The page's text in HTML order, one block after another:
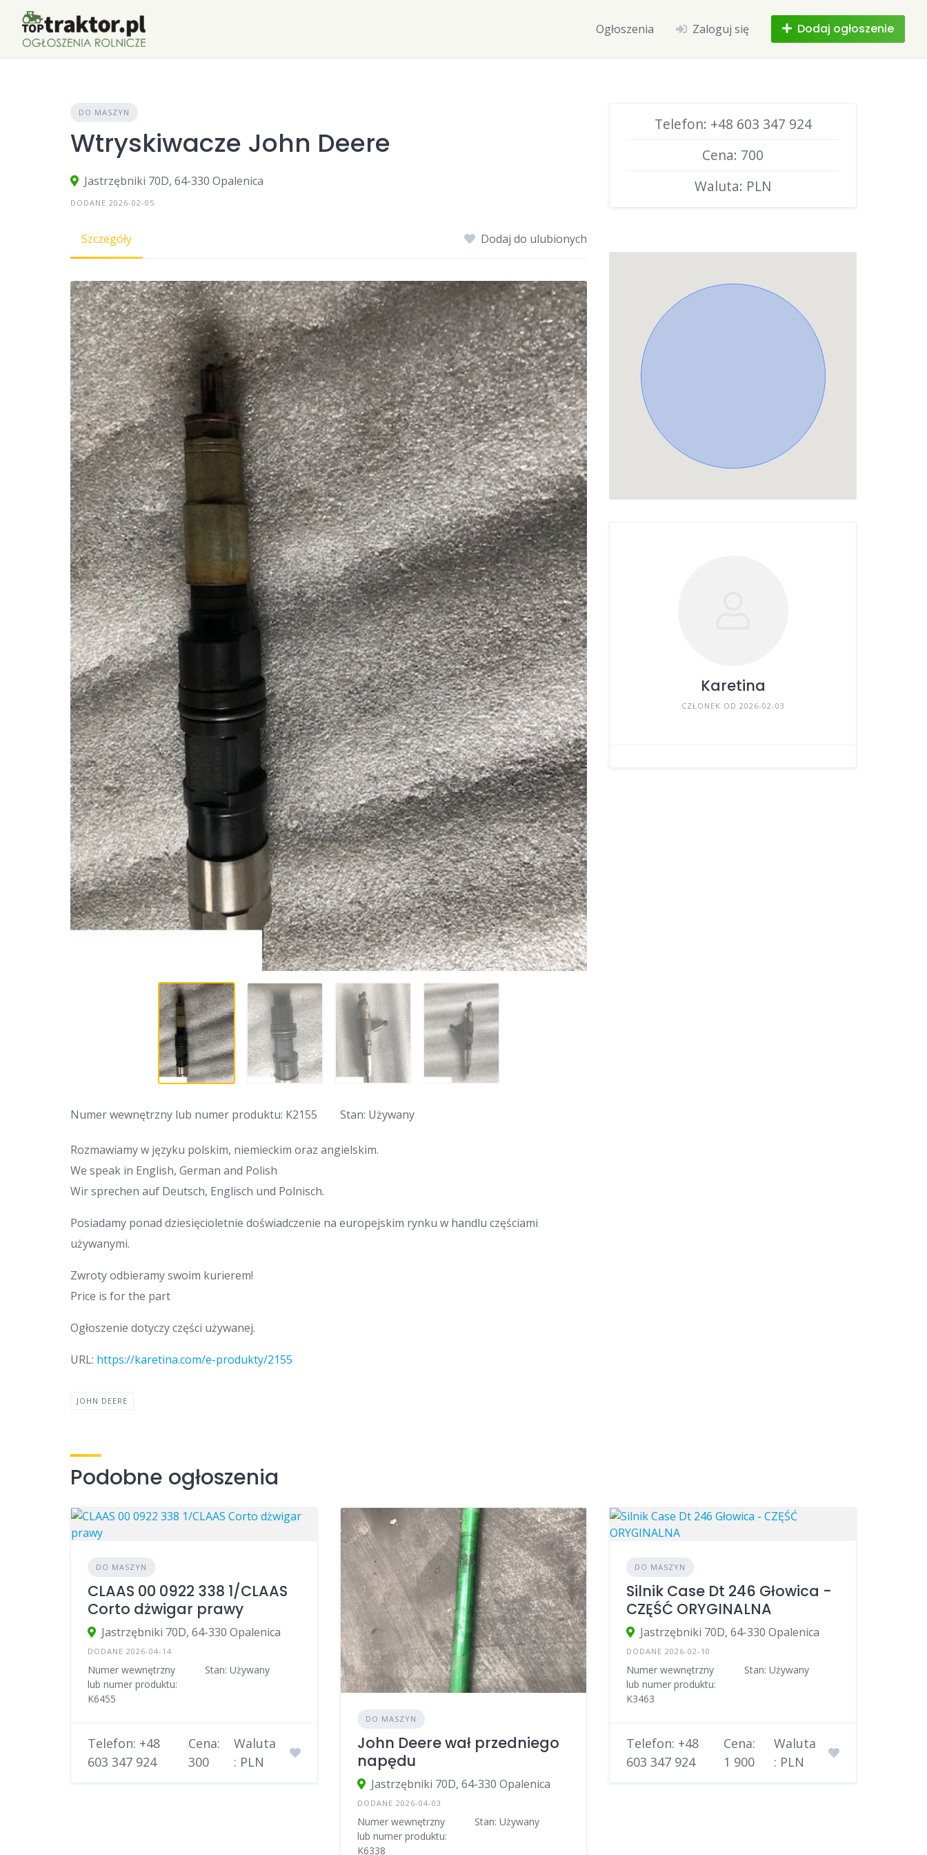
content
Ogłoszenia Zaloguj się Dodaj ogłoszenie
DO MASZYN
Wtryskiwacze John Deere
Jastrzębniki 70D, 64-330 Opalenica
DODANE 2026-02-05
Szczegóły Dodaj do ulubionych
Numer wewnętrzny lub numer produktu: K2155 Stan: Używany
Rozmawiamy w języku polskim, niemieckim oraz angielskim.
We speak in English, German and Polish
Wir sprechen auf Deutsch, Englisch und Polnisch.
Posiadamy ponad dziesięcioletnie doświadczenie na europejskim rynku w handlu częściami
używanymi.
Zwroty odbieramy swoim kurierem!
Price is for the part
Ogłoszenie dotyczy części używanej.
URL: https://karetina.com/e-produkty/2155
JOHN DEERE
Telefon: +48 603 347 924
Cena: 700
Waluta: PLN
Karetina
CZŁONEK OD 2026-02-03
Podobne ogłoszenia
DO MASZYN
CLAAS 00 0922 338 1/CLAAS
Corto dżwigar prawy
Jastrzębniki 70D, 64-330 Opalenica
DODANE 2026-04-14
Numer wewnętrzny
lub numer produktu:
K6455
Stan: Używany
Telefon: +48
603 347 924
Cena:
300
Waluta
: PLN
DO MASZYN
John Deere wał przedniego
napędu
Jastrzębniki 70D, 64-330 Opalenica
DODANE 2026-04-03
Numer wewnętrzny
lub numer produktu:
K6338
Stan: Używany
DO MASZYN
Silnik Case Dt 246 Głowica -
CZĘŚĆ ORYGINALNA
Jastrzębniki 70D, 64-330 Opalenica
DODANE 2026-02-10
Numer wewnętrzny
lub numer produktu:
K3463
Stan: Używany
Telefon: +48
603 347 924
Cena:
1 900
Waluta
: PLN